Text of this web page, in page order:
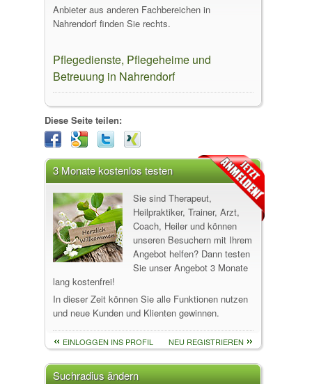
Anbieter aus anderen Fachbereichen in
Nahrendorf finden Sie rechts.
Pflegedienste, Pflegeheime und
Betreuung in Nahrendorf
Diese Seite teilen:
3 Monate kostenlos testen
Sie sind Therapeut,
Heilpraktiker, Trainer, Arzt,
Coach, Heiler und können
unseren Besuchern mit Ihrem
Angebot helfen? Dann testen
Sie unser Angebot 3 Monate
lang kostenfrei!
In dieser Zeit können Sie alle Funktionen nutzen
und neue Kunden und Klienten gewinnen.
EINLOGGEN INS PROFIL NEU REGISTRIEREN
Suchradius ändern